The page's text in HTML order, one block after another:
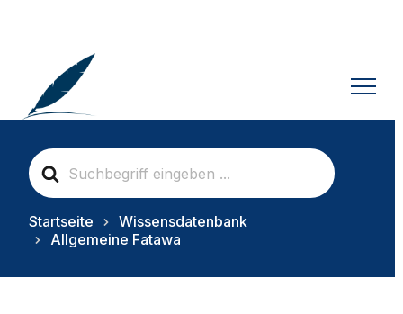
S
e
a
c
o
Startseite
Wissensdatenbank
Allgemeine Fatawa